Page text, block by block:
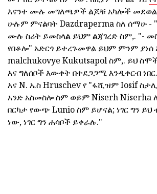
እናንተ ሙሉ መግለጫዎች ልጆቹ አካሎች መደወል
ሁሉም ምናልባት Dazdraperma ስለ ሰማሁ -
ሙሉ ስሪት ይመስላል ይህም ልጃገረድ ስም,. "-
የበቆሎ" አድርጎ ይተረጉመዋል ይህም ምንም ያነሰ
malchukovye Kukutsapol ስም,. ይህ
እና ግለሰቦች እውቀት በተደጋጋሚ እንዲቀርብ
እና N. ኤስ Hruschev የ "ፋሺዝም Iosif
አንድ አስመስሎ ስም ወይም Niserh Niserha
በርካታ የውጭ Lunio ስም ይሆናል; ነገር ግን
ነው, ነገር ግን ሐሳቦች ይቀራሉ."